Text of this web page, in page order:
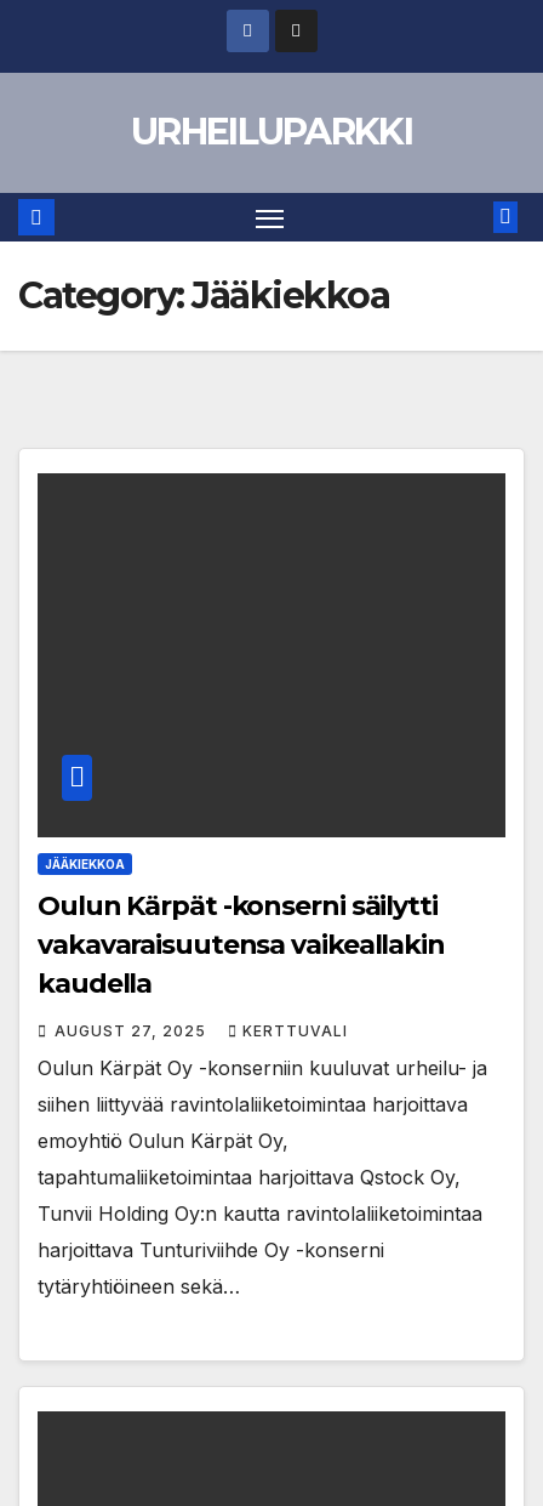
URHEILUPARKKI
Category:Jääkiekkoa
JÄÄKIEKKOA
Oulun Kärpät -konserni säilytti
vakavaraisuutensa vaikeallakin
kaudella
AUGUST 27, 2025 KERTTUVALI
Oulun Kärpät Oy -konserniin kuuluvat urheilu- ja
siihen liittyvää ravintolaliiketoimintaa harjoittava
emoyhtiö Oulun Kärpät Oy,
tapahtumaliiketoimintaa harjoittava Qstock Oy,
Tunvii Holding Oy:n kautta ravintolaliiketoimintaa
harjoittava Tunturiviihde Oy -konserni
tytäryhtiöineen sekä…